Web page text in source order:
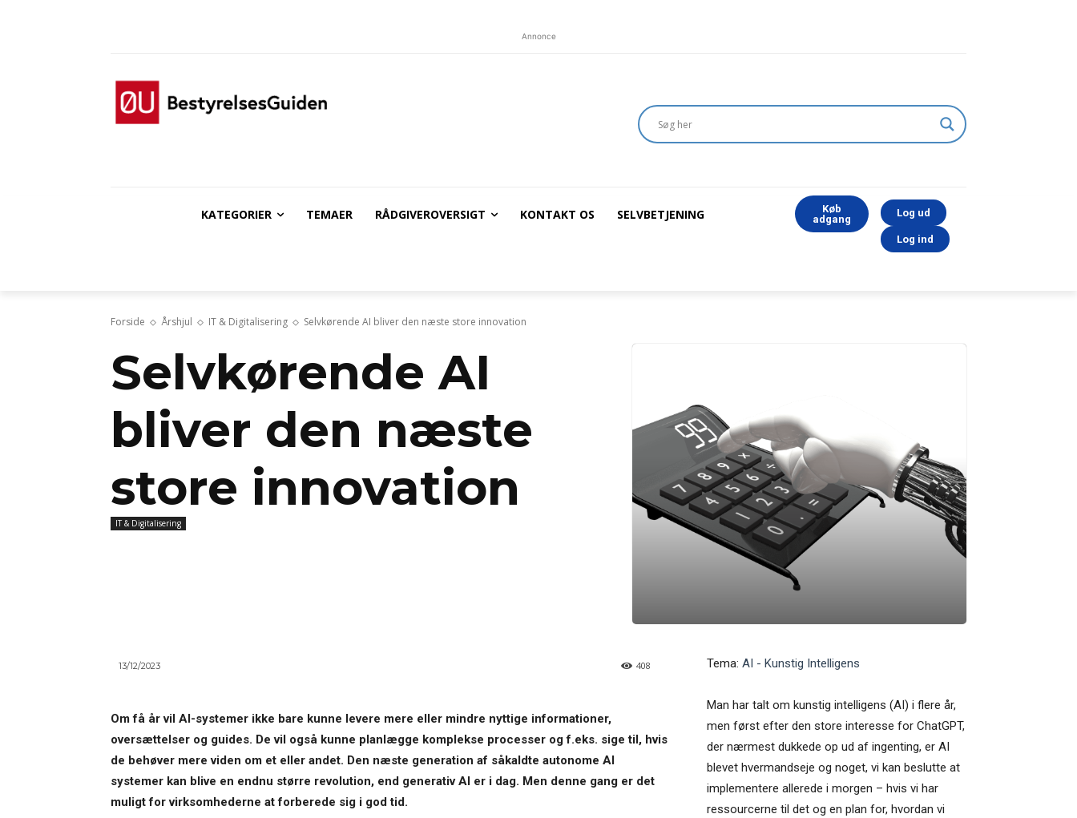
Annonce
KATEGORIER TEMAER RÅDGIVEROVERSIGT KONTAKT OS SELVBETJENING
Køb
adgang
Log ud
Log ind
Forside Årshjul IT & Digitalisering Selvkørende AI bliver den næste store innovation
Selvkørende AI
bliver den næste
store innovation
IT & Digitalisering
13/12/2023 408
Om få år vil AI-systemer ikke bare kunne levere mere eller mindre nyttige informationer,
oversættelser og guides. De vil også kunne planlægge komplekse processer og f.eks. sige til, hvis
de behøver mere viden om et eller andet. Den næste generation af såkaldte autonome AI
systemer kan blive en endnu større revolution, end generativ AI er i dag. Men denne gang er det
muligt for virksomhederne at forberede sig i god tid.
Tema: AI - Kunstig Intelligens
Man har talt om kunstig intelligens (AI) i flere år,
men først efter den store interesse for ChatGPT,
der nærmest dukkede op ud af ingenting, er AI
blevet hvermandseje og noget, vi kan beslutte at
implementere allerede i morgen – hvis vi har
ressourcerne til det og en plan for, hvordan vi